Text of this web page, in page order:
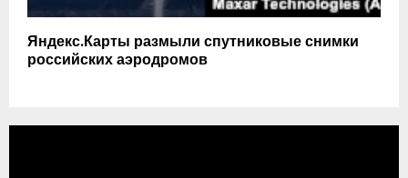
Яндекс.Карты размыли спутниковые снимки
российских аэродромов